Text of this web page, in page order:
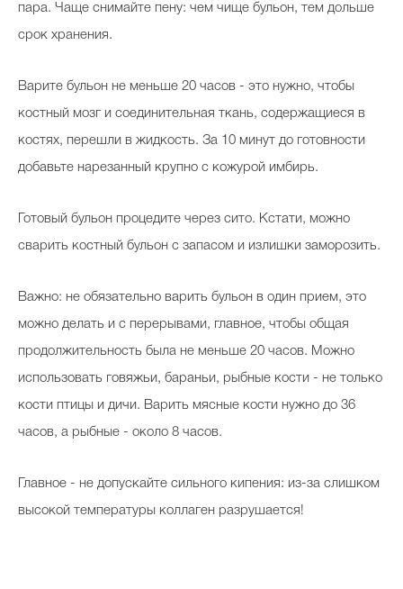
пара. Чаще снимайте пену: чем чище бульон, тем дольше
срок хранения.
Варите бульон не меньше 20 часов - это нужно, чтобы
костный мозг и соединительная ткань, содержащиеся в
костях, перешли в жидкость. За 10 минут до готовности
добавьте нарезанный крупно с кожурой имбирь.
Готовый бульон процедите через сито. Кстати, можно
сварить костный бульон с запасом и излишки заморозить.
Важно: не обязательно варить бульон в один прием, это
можно делать и с перерывами, главное, чтобы общая
продолжительность была не меньше 20 часов. Можно
использовать говяжьи, бараньи, рыбные кости - не только
кости птицы и дичи. Варить мясные кости нужно до 36
часов, а рыбные - около 8 часов.
Главное - не допускайте сильного кипения: из-за слишком
высокой температуры коллаген разрушается!